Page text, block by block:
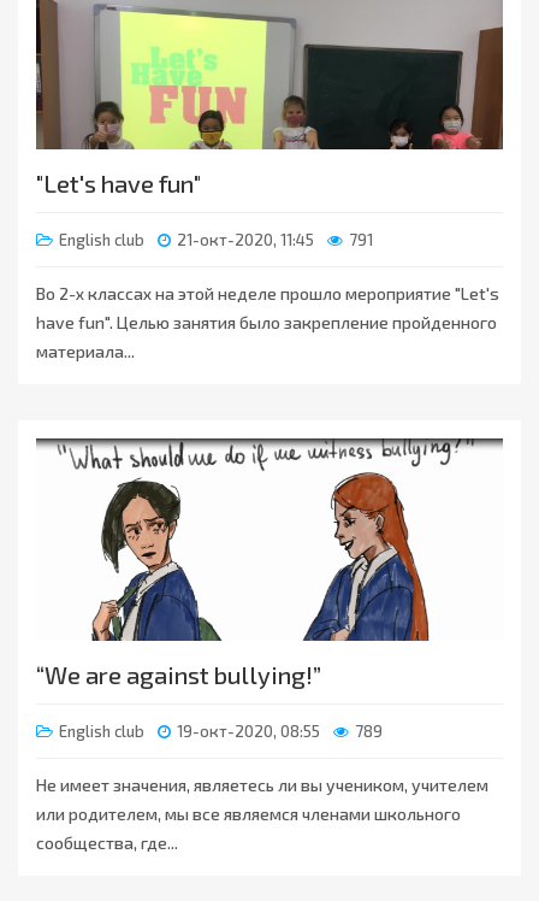
"Let's have fun"
English club 21-окт-2020, 11:45 791
Во 2-х классах на этой неделе прошло мероприятие "Let's
have fun". Целью занятия было закрепление пройденного
материала...
“We are against bullying!”
English club 19-окт-2020, 08:55 789
Не имеет значения, являетесь ли вы учеником, учителем
или родителем, мы все являемся членами школьного
сообщества, где...